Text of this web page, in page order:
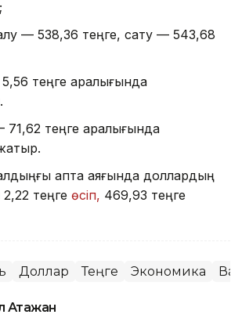
— 538,36 теңге, сату — 543,68
теңге аралығында
теңге аралығында
апта аяғында доллардың
теңге өсіп, 469,93 теңге
Доллар Теңге Экономика
Атажан